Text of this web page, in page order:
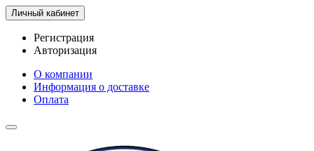
Личный кабинет
Регистрация
Авторизация
О компании
Информация о доставке
Оплата